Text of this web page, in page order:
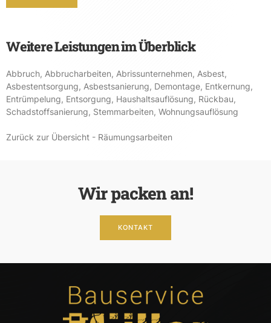
Weitere Leistungen im Überblick
Abbruch, Abbrucharbeiten, Abrissunternehmen, Asbest,
Asbestentsorgung, Asbestsanierung, Demontage, Entkernung,
Entrümpelung, Entsorgung, Haushaltsauflösung, Rückbau,
Schadstoffsanierung, Stemmarbeiten, Wohnungsauflösung
Zurück zur Übersicht - Räumungsarbeiten
Wir packen an!
KONTAKT